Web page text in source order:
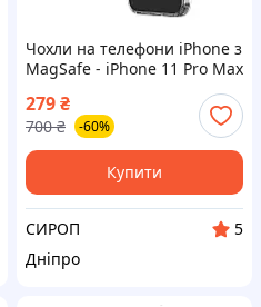
Чохли на телефони iPhone з
MagSafe - iPhone 11 Pro Max
279₴
700 ₴ -60%
Купити
СИРОП
5
Дніпро